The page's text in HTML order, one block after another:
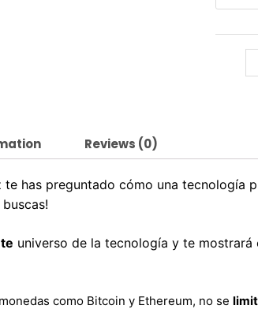
Reviews (0)
te has preguntado cómo una tecnología
universo de la tecnología y te
como Bitcoin y Ethereum, no se